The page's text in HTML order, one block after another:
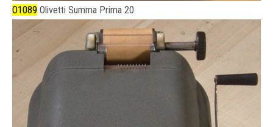
O1089 Olivetti Summa Prima 20